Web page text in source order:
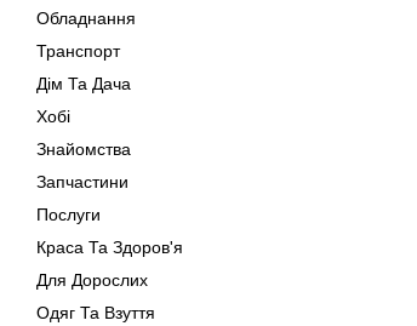
Обладнання
Транспорт
Дім Та Дача
Хобі
Знайомства
Запчастини
Послуги
Краса Та Здоров'я
Для Дорослих
Одяг Та Взуття